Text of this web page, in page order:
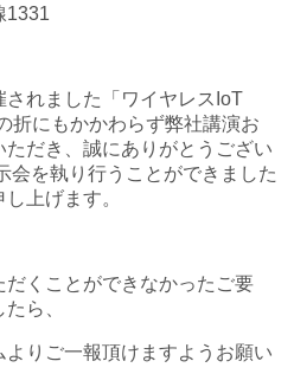
1331
れました「ワイヤレスIoT
折にもかかわらず弊社講演お
だき、誠にありがとうござい
会を執り行うことができました
上げます。
だくことができなかったご要
ら、
りご一報頂けますようお願い